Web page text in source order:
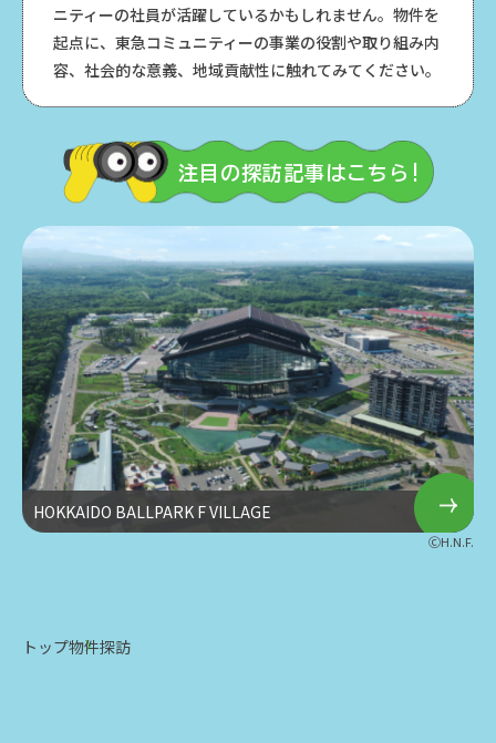
ニティーの社員が活躍しているかもしれません。物件を
起点に、東急コミュニティーの事業の役割や取り組み内
容、社会的な意義、地域貢献性に触れてみてください。
注目の探訪記事はこちら!
HOKKAIDO BALLPARK F VILLAGE
ⒸH.N.F.
トップ物件探訪